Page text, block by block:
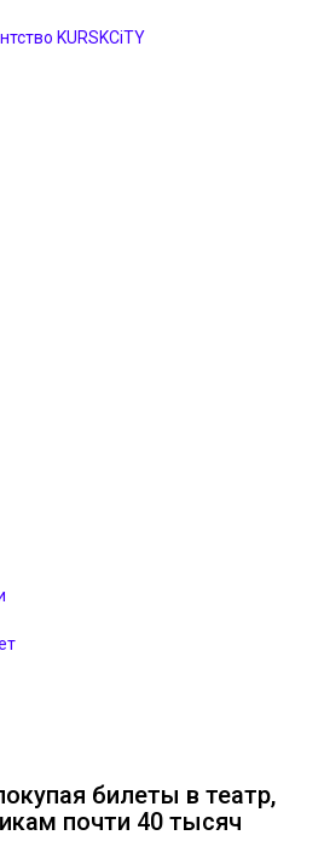
билеты в театр,
почти 40 тысяч